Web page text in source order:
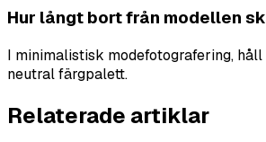
Hur långt bort från modellen
I minimalistisk modefotografering,
neutral färgpalett.
Relaterade artiklar